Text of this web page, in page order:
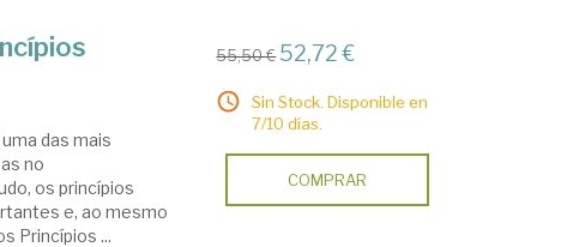
das mais
no
os princípios
e, ao mesmo
Princípios ...
55,50 € 52,72 €
Sin Stock. Disponible en
7/10 días.
COMPRAR